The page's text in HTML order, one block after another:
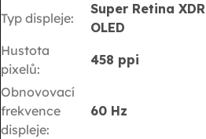
Typ displeje:
Super Retina XDR
OLED
Hustota
pixelů:
458 ppi
Obnovovací
frekvence
displeje:
60 Hz